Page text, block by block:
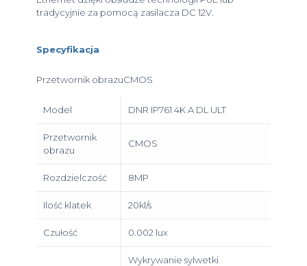
tradycyjnie za pomocą zasilacza DC 12V.
Specyfikacja
Przetwornik obrazuCMOS
Model DNR IP761 4K A DL ULT
Przetwornik
obrazu
CMOS
Rozdzielczość 8MP
Ilość klatek 20kl/s
Czułość 0.002 lux
Wykrywanie sylwetki